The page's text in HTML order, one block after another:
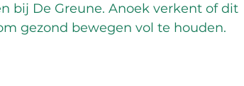
bij De Greune. Anoek verkent of dit
gezond bewegen vol te houden.